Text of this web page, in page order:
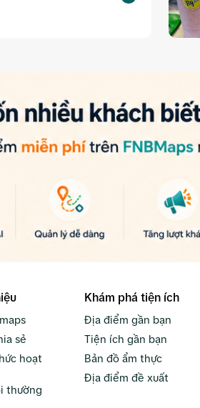
sẻ
hoạt
thường
Khám phá tiện ích
Địa điểm gần bạn
Tiện ích gần bạn
Bản đồ ẩm thực
Địa điểm đề xuất